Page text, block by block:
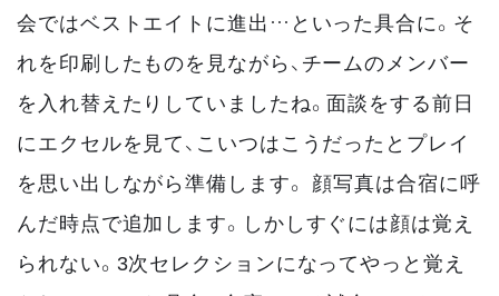
会ではベストエイトに進出…といった具合に。そ
れを印刷したものを見ながら、チームのメンバー
を入れ替えたりしていましたね。面談をする前日
にエクセルを見て、こいつはこうだったとプレイ
を思い出しながら準備します。 顔写真は合宿に呼
んだ時点で追加します。しかしすぐには顔は覚え
られない。3次セレクションになってやっと覚え